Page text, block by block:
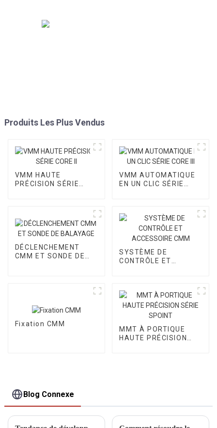
Produits Les Plus Vendus
VMM HAUTE
PRÉCISION SÉRIE
VMM AUTOMATIQUE
EN UN CLIC SÉRIE
DÉCLENCHEMENT
CMM ET SONDE DE
SYSTÈME DE
CONTRÔLE ET
Fixation CMM
MMT À PORTIQUE
HAUTE PRÉCISION
Blog Connexe